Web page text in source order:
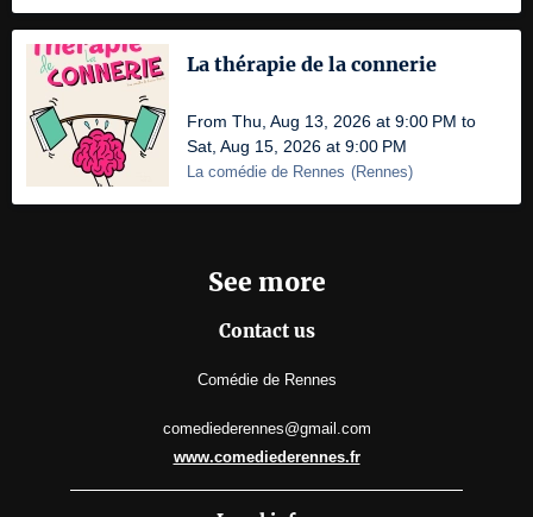
La thérapie de la connerie
From Thu, Aug 13, 2026 at 9:00 PM to
Sat, Aug 15, 2026 at 9:00 PM
La comédie de Rennes (Rennes)
See more
Contact us
Comédie de Rennes
comediederennes@gmail.com
www.comediederennes.fr